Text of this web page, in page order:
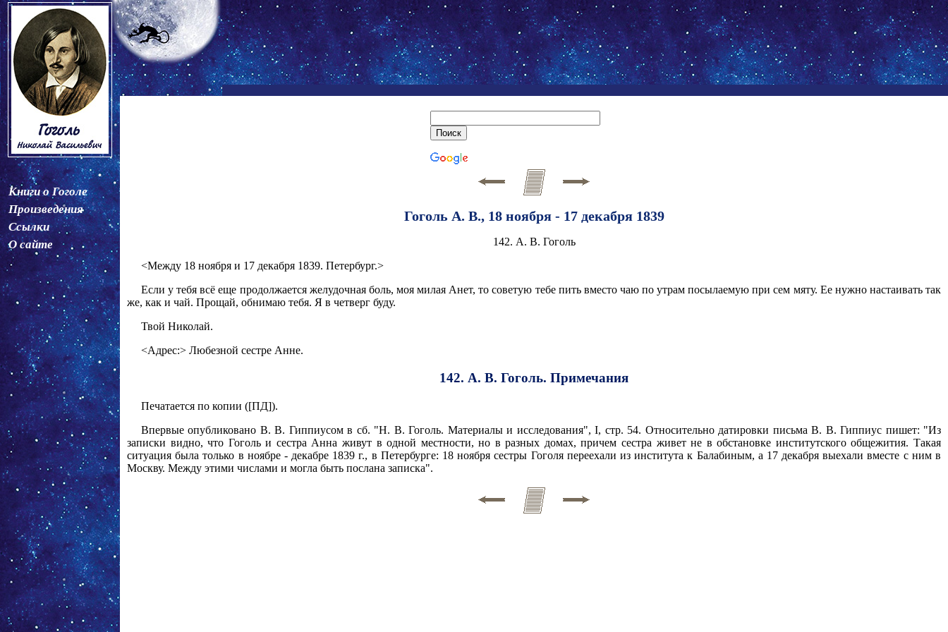
Книги о Гоголе
Произведения
Ссылки
О сайте
Гоголь А. В., 18 ноября - 17 декабря 1839
142. А. В. Гоголь
<Между 18 ноября и 17 декабря 1839. Петербург.>
Если у тебя всё еще продолжается желудочная боль, моя милая Анет, то советую тебе пить вместо чаю по утрам посылаемую при сем мяту. Ее нужно настаивать так
же, как и чай. Прощай, обнимаю тебя. Я в четверг буду.
Твой Николай.
<Адрес:> Любезной сестре Анне.
142. А. В. Гоголь. Примечания
Печатается по копии ([ПД]).
Впервые опубликовано В. В. Гиппиусом в сб. "Н. В. Гоголь. Материалы и исследования", I, стр. 54. Относительно датировки письма В. В. Гиппиус пишет: "Из
записки видно, что Гоголь и сестра Анна живут в одной местности, но в разных домах, причем сестра живет не в обстановке институтского общежития. Такая
ситуация была только в ноябре - декабре 1839 г., в Петербурге: 18 ноября сестры Гоголя переехали из института к Балабиным, а 17 декабря выехали вместе с ним в
Москву. Между этими числами и могла быть послана записка".